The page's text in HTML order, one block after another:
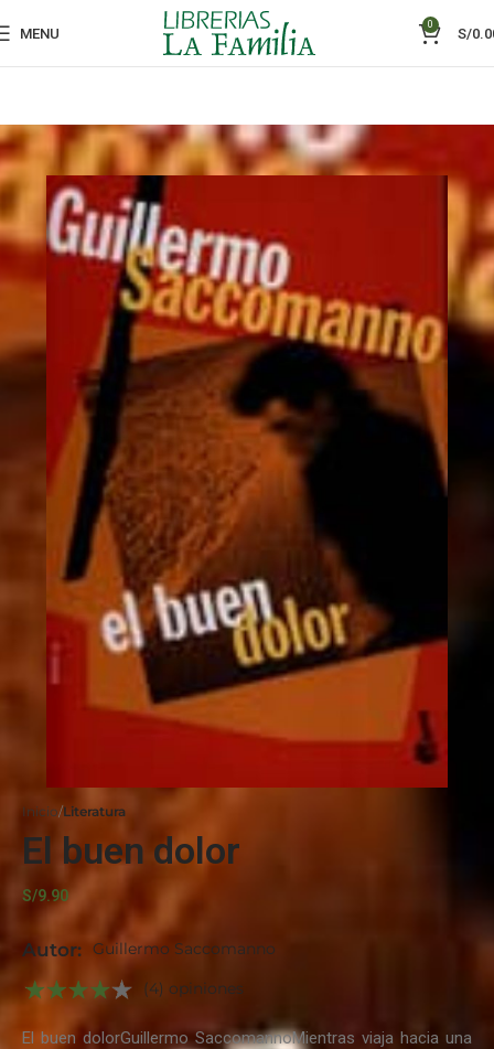
MENU
0
S/
Inicio Literatura
El buen dolor
S/9.90
Autor: Guillermo Saccomanno
(4) opiniones
El buen dolorGuillermo SaccomannoMientras viaja hacia una